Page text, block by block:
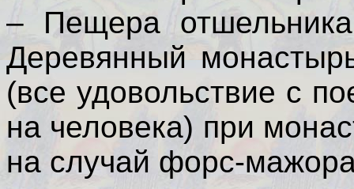
– Пещера
Деревянный
(все удовольствие с
на человека) при
на случай форс-